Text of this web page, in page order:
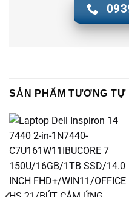
SẢN PHẨM TƯƠNG TỰ